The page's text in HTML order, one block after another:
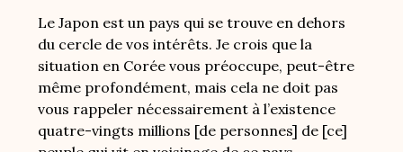
Le Japon est un pays qui se trouve en dehors
du cercle de vos intérêts. Je crois que la
situation en Corée vous préoccupe, peut-être
même profondément, mais cela ne doit pas
vous rappeler nécessairement à l’existence
quatre-vingts millions [de personnes] de [ce]